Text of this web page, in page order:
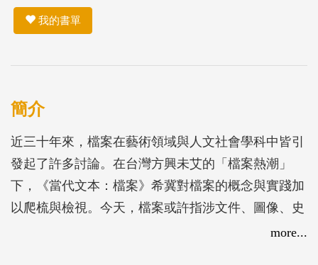
我的書單
簡介
近三十年來，檔案在藝術領域與人文社會學科中皆引
發起了許多討論。在台灣方興未艾的「檔案熱潮」
下，《當代文本：檔案》希冀對檔案的概念與實踐加
以爬梳與檢視。今天，檔案或許指涉文件、圖像、史
料、文獻、資料庫、檔案館，但它也被理解為收藏機
more...